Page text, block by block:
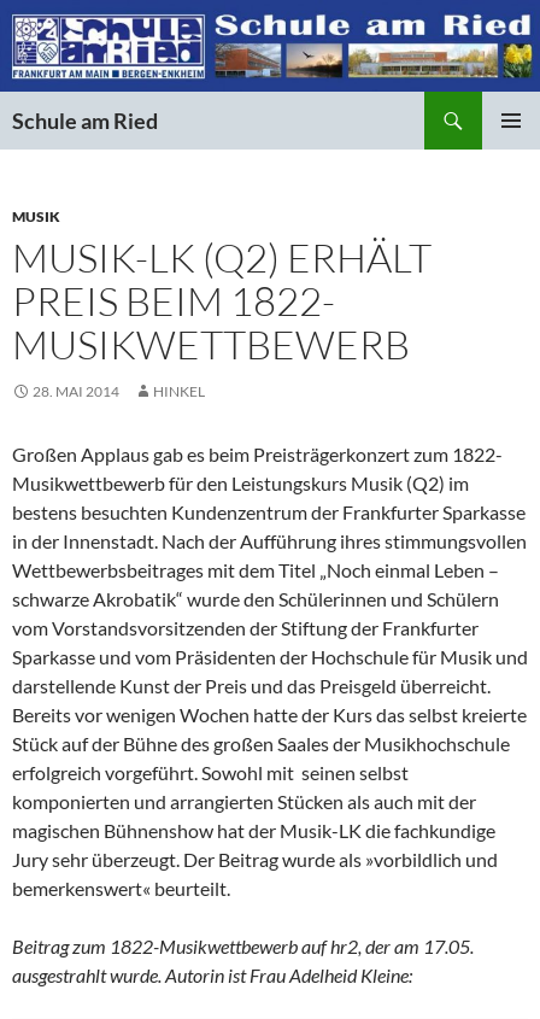
Schule am Ried
MUSIK
MUSIK-LK (Q2) ERHÄLT
PREIS BEIM 1822-
MUSIKWETTBEWERB
28. MAI 2014 HINKEL
Großen Applaus gab es beim Preisträgerkonzert zum 1822-
Musikwettbewerb für den Leistungskurs Musik (Q2) im
bestens besuchten Kundenzentrum der Frankfurter Sparkasse
in der Innenstadt. Nach der Aufführung ihres stimmungsvollen
Wettbewerbsbeitrages mit dem Titel „Noch einmal Leben –
schwarze Akrobatik“ wurde den Schülerinnen und Schülern
vom Vorstandsvorsitzenden der Stiftung der Frankfurter
Sparkasse und vom Präsidenten der Hochschule für Musik und
darstellende Kunst der Preis und das Preisgeld überreicht.
Bereits vor wenigen Wochen hatte der Kurs das selbst kreierte
Stück auf der Bühne des großen Saales der Musikhochschule
erfolgreich vorgeführt. Sowohl mit seinen selbst
komponierten und arrangierten Stücken als auch mit der
magischen Bühnenshow hat der Musik-LK die fachkundige
Jury sehr überzeugt. Der Beitrag wurde als »vorbildlich und
bemerkenswert« beurteilt.
Beitrag zum 1822-Musikwettbewerb auf hr2, der am 17.05.
ausgestrahlt wurde. Autorin ist Frau Adelheid Kleine: